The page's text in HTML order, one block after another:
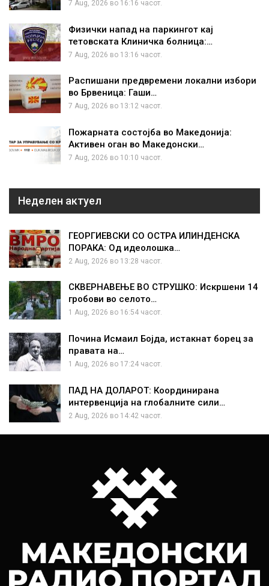
7 Aug, 2026 во 16:16 часот.
Физички напад на паркингот кај
тетовската Клиничка болница:…
7 Aug, 2026 во 13:16 часот.
Распишани предвремени локални избори
во Брвеница: Гаши…
7 Aug, 2026 во 13:12 часот.
Пожарната состојба во Македонија:
Активен оган во Македонски…
7 Aug, 2026 во 10:10 часот.
Неделен актуел
ГЕОРГИЕВСКИ СО ОСТРА ИЛИНДЕНСКА
ПОРАКА: Од идеолошка…
2 Aug, 2026 во 13:28 часот.
СКВЕРНАВЕЊЕ ВО СТРУШКО: Искршени 14
гробови во селото…
1 Aug, 2026 во 16:54 часот.
Почина Исмаил Бојда, истакнат борец за
правата на…
1 Aug, 2026 во 17:24 часот.
ПАД НА ДОЛАРОТ: Координирана
интервенција на глобалните сили…
2 Aug, 2026 во 14:42 часот.